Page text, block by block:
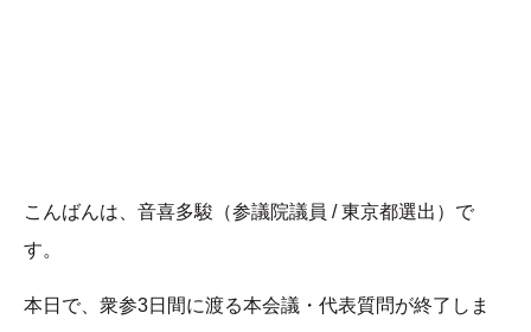
こんばんは、音喜多駿（参議院議員 / 東京都選出）で
す。
本日で、衆参3日間に渡る本会議・代表質問が終了しま